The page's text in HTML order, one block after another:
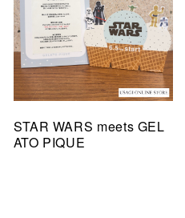
STAR WARS meets GEL
ATO PIQUE